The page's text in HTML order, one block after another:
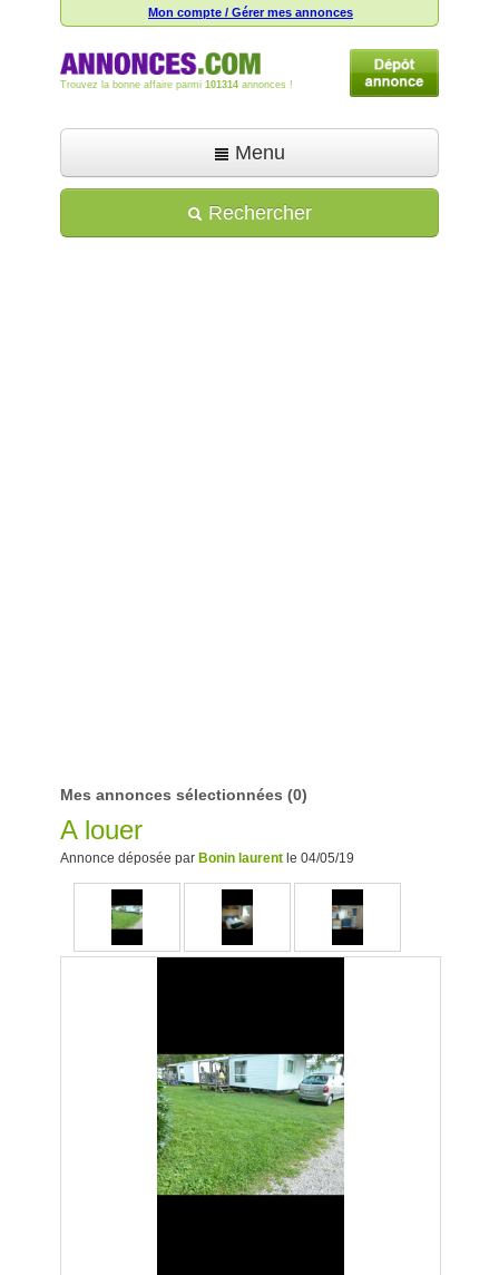
Mon compte / Gérer mes annonces
Trouvez la bonne affaire parmi 101314 annonces !
Menu
Déposer une annonce
Rechercher
Mes annonces sélectionnées (0)
A louer
Annonce déposée par Bonin laurent le 04/05/19